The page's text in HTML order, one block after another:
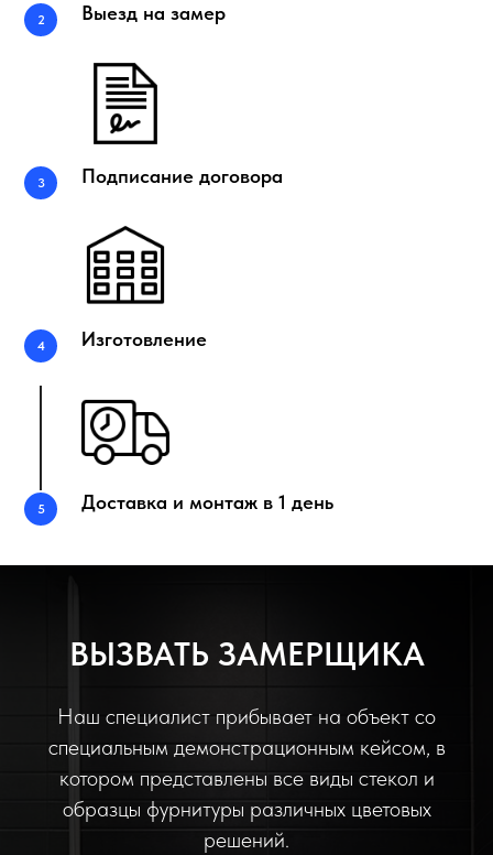
Выезд на замер
Подписание договора
Изготовление
Доставка и монтаж в 1 день
ВЫЗВАТЬ ЗАМЕРЩИКА
Наш специалист прибывает на объект со
специальным демонстрационным кейсом, в
котором представлены все виды стекол и
образцы фурнитуры различных цветовых
решений.